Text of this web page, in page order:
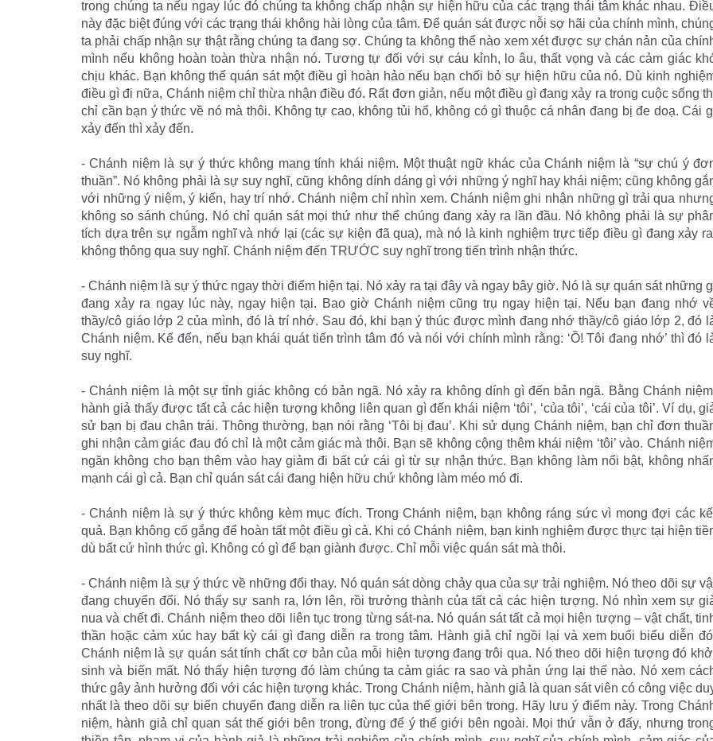
trong chúng ta nếu ngay lúc đó chúng ta không chấp nhận sự hiện hữu của các trạng thái tâm khác nhau.
này đặc biệt đúng với các trạng thái không hài lòng của tâm. Để quán sát được nỗi sợ hãi của chính mình,
ta phải chấp nhận sự thật rằng chúng ta đang sợ. Chúng ta không thể nào xem xét được sự chán nản của
mình nếu không hoàn toàn thừa nhận nó. Tương tự đối với sự cáu kỉnh, lo âu, thất vọng và các cảm giác
chịu khác. Bạn không thể quán sát một điều gì hoàn hảo nếu bạn chối bỏ sự hiện hữu của nó. Dù kinh
điều gì đi nữa, Chánh niệm chỉ thừa nhận điều đó. Rất đơn giản, nếu một điều gì đang xảy ra trong cuộc sống
chỉ cần bạn ý thức về nó mà thôi. Không tự cao, không tủi hổ, không có gì thuộc cá nhân đang bị đe doạ. Cái
xảy đến thì xảy đến.
- Chánh niệm là sự ý thức không mang tính khái niệm. Một thuật ngữ khác của Chánh niệm là “sự chú ý
thuần”. Nó không phải là sự suy nghĩ, cũng không dính dáng gì với những ý nghĩ hay khái niệm; cũng không
với những ý niệm, ý kiến, hay trí nhớ. Chánh niệm chỉ nhìn xem. Chánh niệm ghi nhận những gì trải qua
không so sánh chúng. Nó chỉ quán sát mọi thứ như thể chúng đang xảy ra lần đầu. Nó không phải là sự
tích dựa trên sự ngẫm nghĩ và nhớ lại (các sự kiện đã qua), mà nó là kinh nghiệm trực tiếp điều gì đang xảy
không thông qua suy nghĩ. Chánh niệm đến TRƯỚC suy nghĩ trong tiến trình nhận thức.
- Chánh niệm là sự ý thức ngay thời điểm hiện tại. Nó xảy ra tại đây và ngay bây giờ. Nó là sự quán sát những
đang xảy ra ngay lúc này, ngay hiện tại. Bao giờ Chánh niệm cũng trụ ngay hiện tại. Nếu bạn đang nhớ
thầy/cô giáo lớp 2 của mình, đó là trí nhớ. Sau đó, khi bạn ý thúc được mình đang nhớ thầy/cô giáo lớp 2, đó
Chánh niệm. Kế đến, nếu bạn khái quát tiến trình tâm đó và nói với chính mình rằng: ‘Ồ! Tôi đang nhớ’ thì đó
suy nghĩ.
- Chánh niệm là một sự tỉnh giác không có bản ngã. Nó xảy ra không dính gì đến bản ngã. Bằng Chánh
hành giả thấy được tất cả các hiện tượng không liên quan gì đến khái niệm ‘tôi’, ‘của tôi’, ‘cái của tôi’. Ví dụ,
sử bạn bị đau chân trái. Thông thường, bạn nói rằng ‘Tôi bị đau’. Khi sử dụng Chánh niệm, bạn chỉ đơn
ghi nhận cảm giác đau đó chỉ là một cảm giác mà thôi. Bạn sẽ không cộng thêm khái niệm ‘tôi’ vào. Chánh
ngăn không cho bạn thêm vào hay giảm đi bất cứ cái gì từ sự nhận thức. Bạn không làm nổi bật, không
mạnh cái gì cả. Bạn chỉ quán sát cái đang hiện hữu chứ không làm méo mó đi.
- Chánh niệm là sự ý thức không kèm mục đích. Trong Chánh niệm, bạn không ráng sức vì mong đợi các
quả. Bạn không cố gắng để hoàn tất một điều gì cả. Khi có Chánh niệm, bạn kinh nghiệm được thực tại hiện
dù bất cứ hình thức gì. Không có gì để bạn giành được. Chỉ mỗi việc quán sát mà thôi.
- Chánh niệm là sự ý thức về những đổi thay. Nó quán sát dòng chảy qua của sự trải nghiệm. Nó theo dõi sự
đang chuyển đổi. Nó thấy sự sanh ra, lớn lên, rồi trưởng thành của tất cả các hiện tượng. Nó nhìn xem sự
nua và chết đi. Chánh niệm theo dõi liên tục trong từng sát-na. Nó quán sát tất cả mọi hiện tượng – vật chất,
thần hoặc cảm xúc hay bất kỳ cái gì đang diễn ra trong tâm. Hành giả chỉ ngồi lại và xem buổi biểu diễn
Chánh niệm là sự quán sát tính chất cơ bản của mỗi hiện tượng đang trôi qua. Nó theo dõi hiện tượng đó
sinh và biến mất. Nó thấy hiện tượng đó làm chúng ta cảm giác ra sao và phản ứng lại thế nào. Nó xem
thức gây ảnh hưởng đối với các hiện tượng khác. Trong Chánh niệm, hành giả là quan sát viên có công việc
nhất là theo dõi sự biến chuyển đang diễn ra liên tục của thế giới bên trong. Hãy lưu ý điểm này. Trong
niệm, hành giả chỉ quan sát thế giới bên trong, đừng để ý thế giới bên ngoài. Mọi thứ vẫn ở đấy, nhưng